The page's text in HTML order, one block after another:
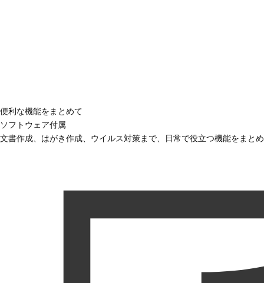
便利な機能をまとめて
ソフトウェア付属
文書作成、はがき作成、ウイルス対策まで、日常で役立つ機能をまと